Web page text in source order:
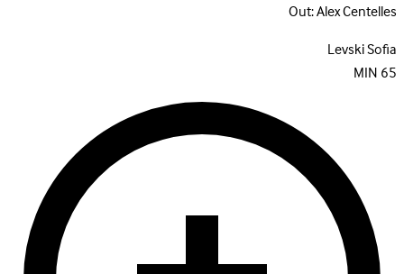
Out:Alex Centelles
Levski Sofia
65
MIN